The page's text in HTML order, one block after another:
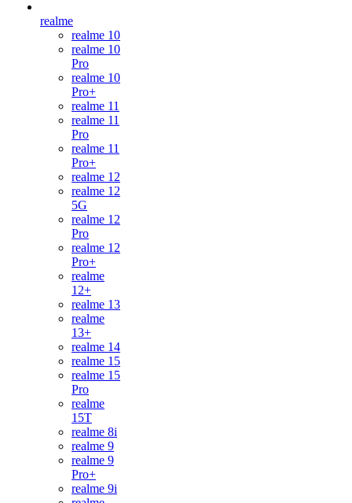
realme
realme 10
realme 10
Pro
realme 10
Pro+
realme 11
realme 11
Pro
realme 11
Pro+
realme 12
realme 12
5G
realme 12
Pro
realme 12
Pro+
realme
12+
realme 13
realme
13+
realme 14
realme 15
realme 15
Pro
realme
15T
realme 8i
realme 9
realme 9
Pro+
realme 9i